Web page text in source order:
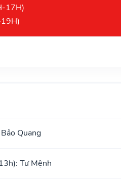
17H)
Quang
Tư Mệnh